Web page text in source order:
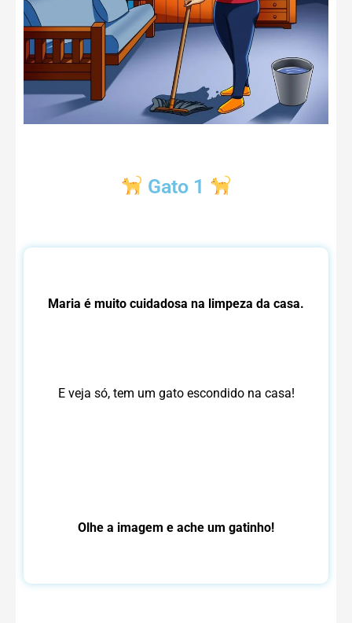
Gato 1
Maria é muito cuidadosa na limpeza da casa.
E veja só, tem um gato escondido na casa!
Olhe a imagem e ache um gatinho!